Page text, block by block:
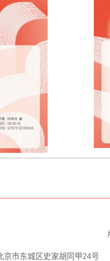
京市东城区史家胡同甲24